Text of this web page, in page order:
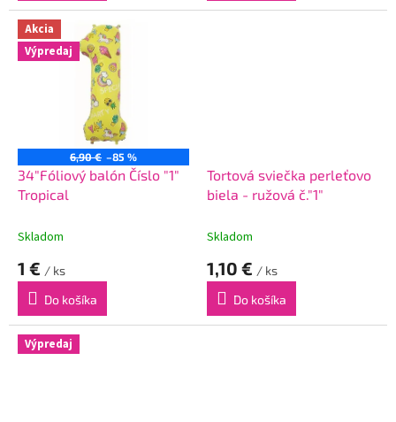
Akcia
Výpredaj
6,90 € –85 %
34"Fóliový balón Číslo "1"
Tropical
Skladom
1 € / ks
Do košíka
Tortová sviečka perleťovo
biela - ružová č."1"
Skladom
1,10 € / ks
Do košíka
Výpredaj